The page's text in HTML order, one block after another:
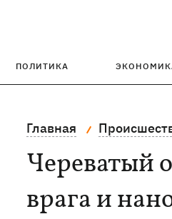
ПОЛИТИКА
Главная
Череватый
врага и